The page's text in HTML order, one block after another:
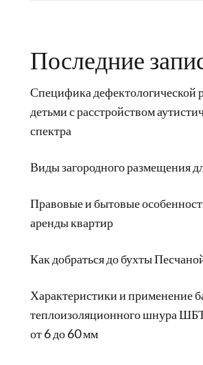
Последние
Специфика дефектологической
детьми с расстройством
спектра
Виды загородного размещения
Правовые и бытовые
аренды квартир
Как добраться до бухты
Характеристики и применение
теплоизоляционного шнура
от 6 до 60 мм